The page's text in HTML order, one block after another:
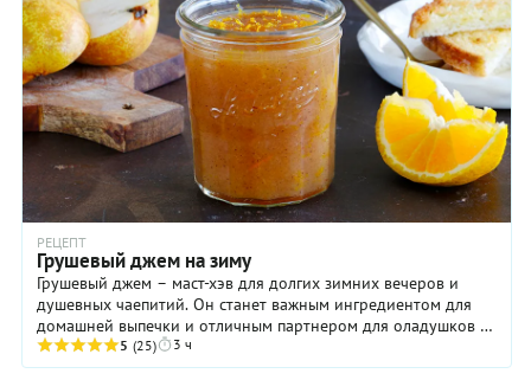
РЕЦЕПТ
Грушевый джем на зиму
Грушевый джем – маст-хэв для долгих зимних вечеров и
душевных чаепитий. Он станет важным ингредиентом для
домашней выпечки и отличным партнером для оладушков и
блинчиков, сырников и запеканок. Десерт ...
5 (25) 3 ч